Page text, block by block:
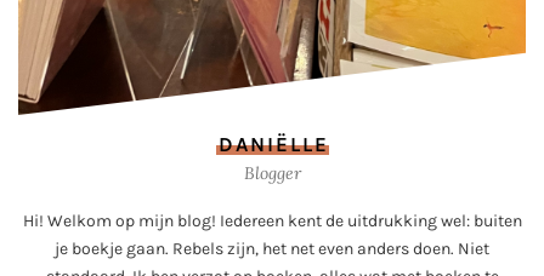
DANIËLLE
Blogger
Hi! Welkom op mijn blog! Iedereen kent de uitdrukking wel: buiten
je boekje gaan. Rebels zijn, het net even anders doen. Niet